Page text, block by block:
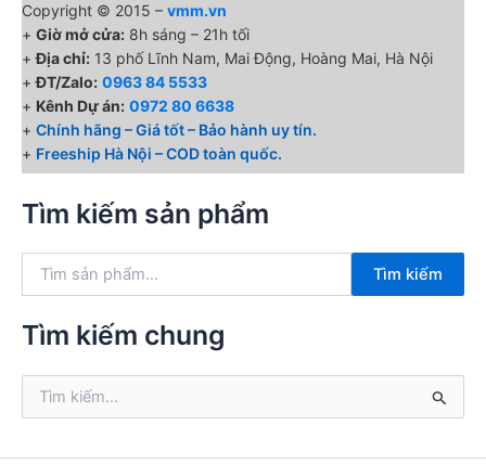
Copyright © 2015 – vmm.vn
+ Giờ mở cửa: 8h sáng – 21h tối
+Địa chỉ: 13 phố Lĩnh Nam, Mai Động, Hoàng Mai, Hà Nội
+ĐT/Zalo: 0963 84 5533
+ Kênh Dự án: 0972 80 6638
+ Chính hãng – Giá tốt – Bảo hành uy tín.
+ Freeship Hà Nội – COD toàn quốc.
Tìm kiếm sản phẩm
k
:
Tìm kiếm
Tìm kiếm chung